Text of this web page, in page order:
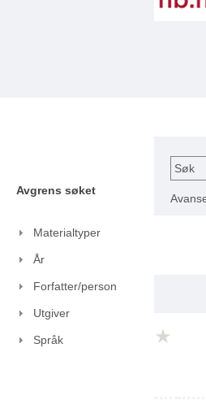
Avgrens søket
Materialtyper
År
Forfatter/person
Utgiver
Språk
Søk